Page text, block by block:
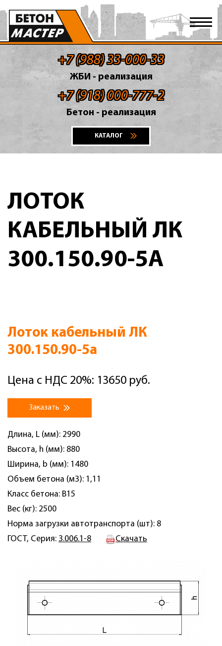
+7 (988) 33-000-33
ЖБИ - реализация
+7 (918) 000-777-2
Бетон - реализация
КАТАЛОГ
ЛОТОК
КАБЕЛЬНЫЙ ЛК
300.150.90-5А
Лоток кабельный ЛК
300.150.90-5а
Цена с НДС 20%: 13650 руб.
Заказать
Длина, L (мм): 2990
Высота, h (мм): 880
Ширина, b (мм): 1480
Объем бетона (м3): 1,11
Класс бетона: B15
Вес (кг): 2500
Норма загрузки автотранспорта (шт): 8
ГОСТ, Серия: 3.006.1-8 Скачать